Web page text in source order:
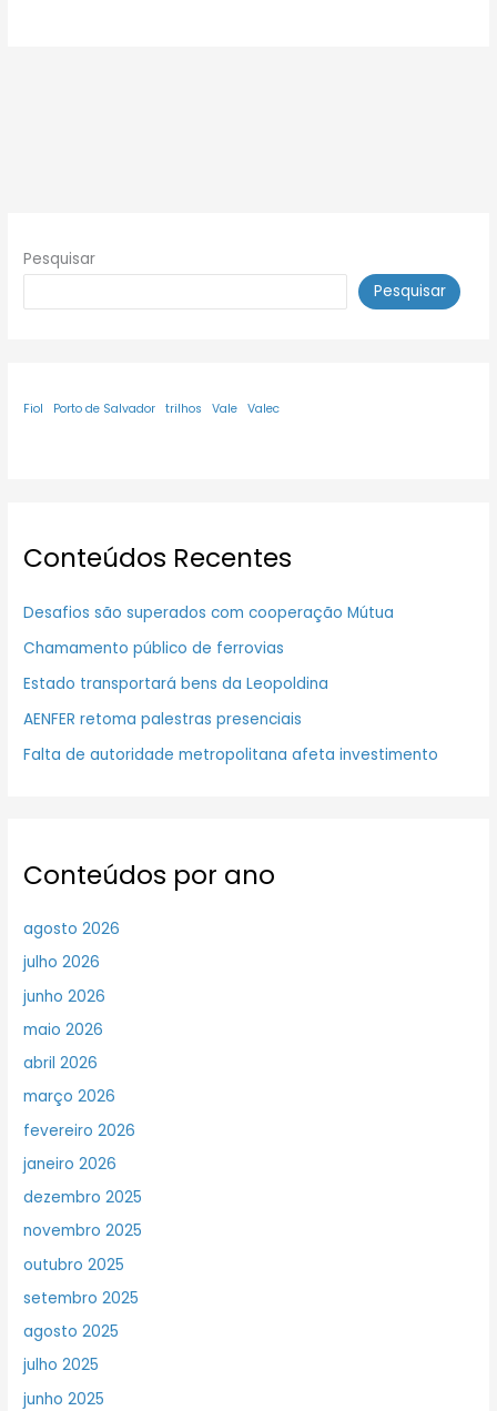
Pesquisar
Pesquisar
Fiol Porto de Salvador trilhos Vale Valec
Conteúdos Recentes
Desafios são superados com cooperação Mútua
Chamamento público de ferrovias
Estado transportará bens da Leopoldina
AENFER retoma palestras presenciais
Falta de autoridade metropolitana afeta investimento
Conteúdos por ano
agosto 2026
julho 2026
junho 2026
maio 2026
abril 2026
março 2026
fevereiro 2026
janeiro 2026
dezembro 2025
novembro 2025
outubro 2025
setembro 2025
agosto 2025
julho 2025
junho 2025